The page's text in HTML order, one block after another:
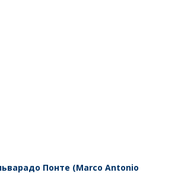
Понте (Marco Antonio